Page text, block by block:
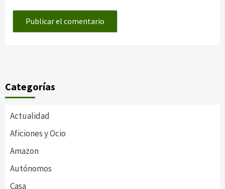
Categorías
Actualidad
Aficiones y Ocio
Amazon
Autónomos
Casa